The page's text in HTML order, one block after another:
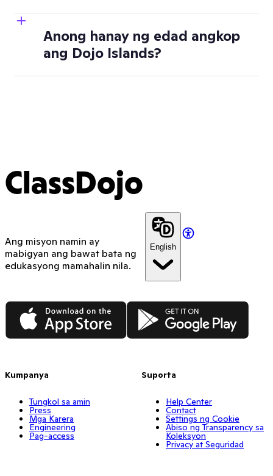
Settings ng Account / Gear Icon > Dojo
Islands
Anong hanay ng edad angkop
ang Dojo Islands?
ClassDojo
Ang misyon namin ay
mabigyan ang bawat bata ng
edukasyong mamahalin nila.
English
App Store Google Play
Kumpanya
Tungkol sa amin
Press
Mga Karera
Engineering
Pag-access
Suporta
Help Center
Contact
Settings ng Cookie
Abiso ng Transparency sa
Koleksyon
Privacy at Seguridad